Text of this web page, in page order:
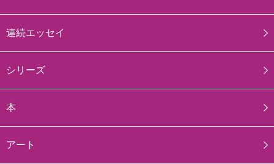
連続エッセイ
シリーズ
本
アート